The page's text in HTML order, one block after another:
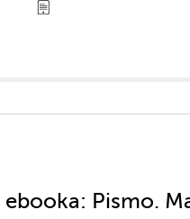
ebooka: Pismo.